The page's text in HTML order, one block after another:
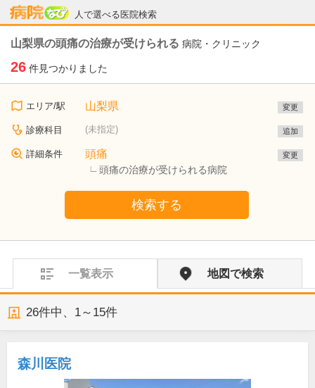
人で選べる医院検索
病院なび
山梨県の頭痛の治療が受けられる 病院・クリニック
26 件見つかりました
エリア/駅 山梨県 変更
診療科目 (未指定) 追加
詳細条件 頭痛
頭痛の治療が受けられる病院
変更
検索する
一覧表示 地図で検索
26件中、 1～15件
森川医院